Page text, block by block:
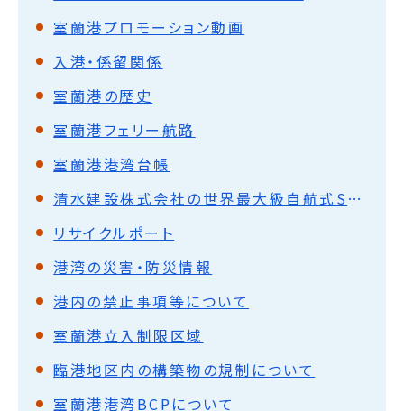
室蘭港プロモーション動画
入港・係留関係
室蘭港の歴史
室蘭港フェリー航路
室蘭港港湾台帳
清水建設株式会社の世界最大級自航式SEP船による室蘭港の母港利用に関する協定の締結について
リサイクルポート
港湾の災害・防災情報
港内の禁止事項等について
室蘭港立入制限区域
臨港地区内の構築物の規制について
室蘭港港湾BCPについて